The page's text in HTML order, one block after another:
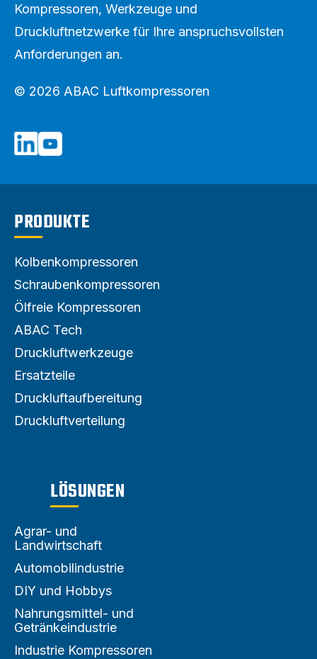
Kompressoren, Werkzeuge und
Druckluftnetzwerke für Ihre anspruchsvollsten
Anforderungen an.
© 2026 ABAC Luftkompressoren
PRODUKTE
Kolbenkompressoren
Schraubenkompressoren
Ölfreie Kompressoren
ABAC Tech
Druckluftwerkzeuge
Ersatzteile
Druckluftaufbereitung
Druckluftverteilung
LÖSUNGEN
Agrar- und
Landwirtschaft
Automobilindustrie
DIY und Hobbys
Nahrungsmittel- und
Getränkeindustrie
Industrie Kompressoren